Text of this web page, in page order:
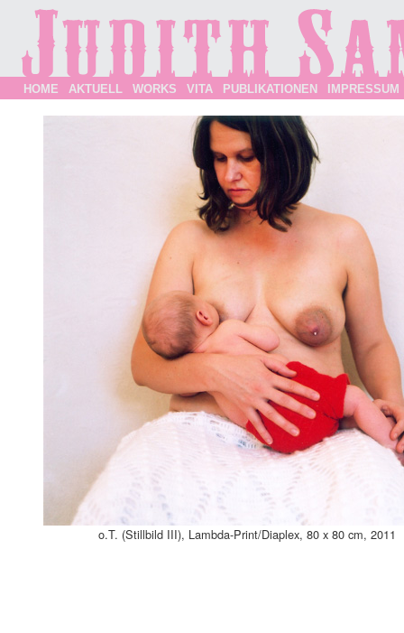
HOME AKTUELL WORKS VITA PUBLIKATIONEN IMPRESSUM
o.T. (Stillbild III), Lambda-Print/Diaplex, 80 x 80 cm, 2011